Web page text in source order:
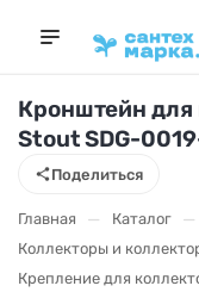
Поделиться
Кронштейн для
Stout SDG-
Главная — Каталог —
Коллекторы и
Крепление для